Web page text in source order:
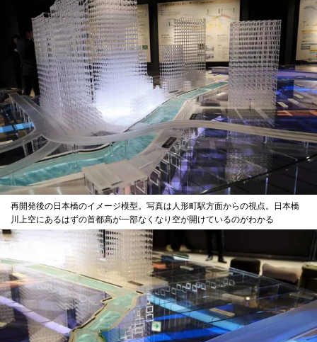
再開発後の日本橋のイメージ模型。写真は人形町駅方面からの視点。日本橋
川上空にあるはずの首都高が一部なくなり空が開けているのがわかる